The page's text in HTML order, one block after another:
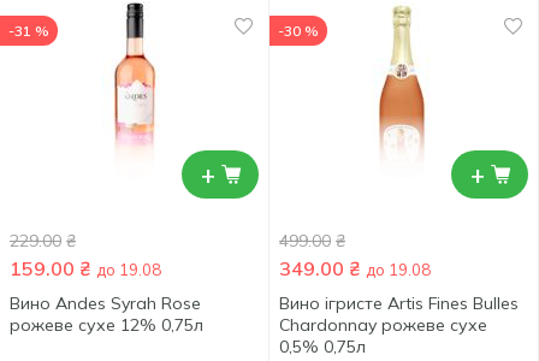
+
-31 %
229.00 ₴
159.00 ₴ до 19.08
Вино Andes Syrah Rose
рожеве сухе 12% 0,75л
+
-30 %
499.00 ₴
349.00 ₴ до 19.08
Вино ігристе Artis Fines Bulles
Chardonnay рожеве сухе
0,5% 0,75л